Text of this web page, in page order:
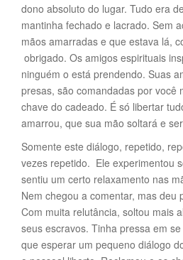
dono absoluto do lugar. Tudo era
mantinha fechado e lacrado. Sem
mãos amarradas e que estava lá,
obrigado. Os amigos espirituais
ninguém o está prendendo. Suas
presas, são comandadas por você
chave do cadeado. É só libertar
amarrou, que sua mão soltará e
Somente este diálogo, repetido,
vezes repetido. Ele experimentou
sentiu um certo relaxamento nas
Nem chegou a comentar, mas deu
Com muita relutância, soltou mais
seus escravos. Tinha pressa em
que esperar um pequeno diálogo